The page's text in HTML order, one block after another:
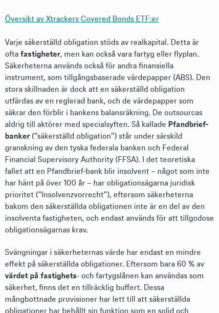
Översikt av Xtrackers Covered Bonds ETF:er
Varje säkerställd obligation stöds av realkapital. Detta är
ofta fastigheter, men kan också vara fartyg eller flyplan.
Säkerheterna används också för andra finansiella
instrument, som tillgångsbaserade värdepapper (ABS). Den
stora skillnaden är dock att en säkerställd obligation
utfärdas av en reglerad bank, och de värdepapper som
säkrar den förblir i bankens balansräkning. De outsourcas
aldrig till aktörer med specialsyften. Så kallade Pfandbrief-
banker (”säkerställd obligation”) står under särskild
granskning av den tyska federala banken och Federal
Financial Supervisory Authority (FFSA). I det teoretiska
fallet att en Pfandbrief-bank blir insolvent – något som inte
har hänt på över 100 år – har obligationsägarna juridisk
prioritet (”Insolvenzvorrecht”), eftersom säkerheterna
bakom den säkerställda obligationen inte är en del av den
insolventa fastigheten, och endast används för att tillgodose
obligationsägarnas krav.
Svängningar i säkerheternas värde har endast en mindre
effekt på säkerställda obligationer. Eftersom bara 60 % av
värdet på fastighets- och fartygslånen kan användas som
säkerhet, finns det en tillräcklig buffert. Dessa
mångbottnade provisioner har lett till att säkerställda
obligationer har behållt sin funktion som en solid och